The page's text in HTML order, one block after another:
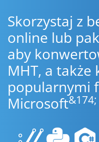
Skorzystaj z
online lub
aby
MHT, a także
popularnymi
Microsoft&174;